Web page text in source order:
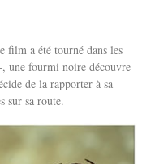
film a été tourné dans les
une fourmi noire découvre
de la rapporter à sa
sur sa route.